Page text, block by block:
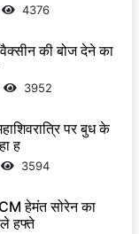
4376
की बोज देने का
3952
पर बुध के
ह
3594
हेमंत सोरेन का
हफ्ते